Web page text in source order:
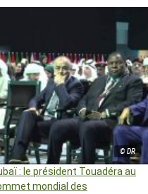
© DR
: le président Touadéra au
mondial des